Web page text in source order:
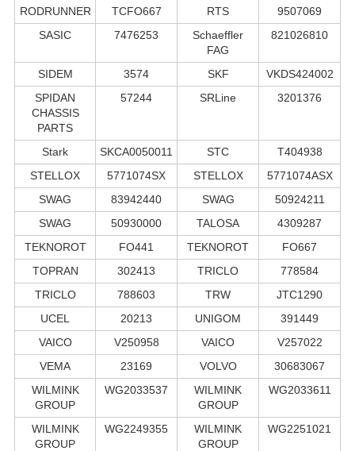
RODRUNNER
TCFO667 RTS
9507069
SASIC
7476253
Schaeffler
FAG
821026810
SIDEM 3574 SKF
VKDS424002
SPIDAN
CHASSIS
PARTS
57244 SRLine 3201376
Stark SKCA0050011 STC
T404938
STELLOX
5771074SX STELLOX
5771074ASX
SWAG
83942440 SWAG
50924211
SWAG
50930000 TALOSA
4309287
TEKNOROT
FO441 TEKNOROT
FO667
TOPRAN
302413 TRICLO
778584
TRICLO
788603 TRW
JTC1290
UCEL
20213 UNIGOM
391449
VAICO
V250958 VAICO
V257022
VEMA
23169 VOLVO
30683067
WILMINK
GROUP
WG2033537
WILMINK
GROUP
WG2033611
WILMINK
GROUP
WG2249355
WILMINK
GROUP
WG2251021